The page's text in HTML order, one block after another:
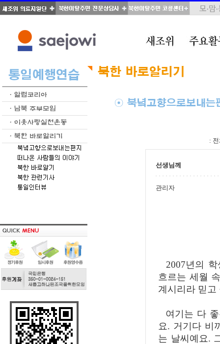
:
선생님께
관리자
2007년의 학
흐르는 세월
계시리라 믿고
여기는 다
요. 거기다 비
는 날씨예요.